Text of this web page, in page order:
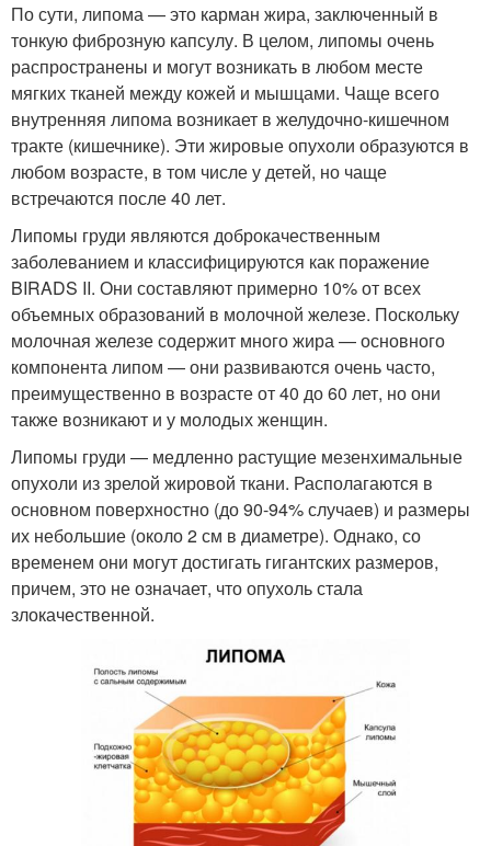
По сути, липома — это карман жира, заключенный в
тонкую фиброзную капсулу. В целом, липомы очень
распространены и могут возникать в любом месте
мягких тканей между кожей и мышцами. Чаще всего
внутренняя липома возникает в желудочно-кишечном
тракте (кишечнике). Эти жировые опухоли образуются в
любом возрасте, в том числе у детей, но чаще
встречаются после 40 лет.
Липомы груди являются доброкачественным
заболеванием и классифицируются как поражение
BIRADS II. Они составляют примерно 10% от всех
объемных образований в молочной железе. Поскольку
молочная железе содержит много жира — основного
компонента липом — они развиваются очень часто,
преимущественно в возрасте от 40 до 60 лет, но они
также возникают и у молодых женщин.
Липомы груди — медленно растущие мезенхимальные
опухоли из зрелой жировой ткани. Располагаются в
основном поверхностно (до 90-94% случаев) и размеры
их небольшие (около 2 см в диаметре). Однако, со
временем они могут достигать гигантских размеров,
причем, это не означает, что опухоль стала
злокачественной.